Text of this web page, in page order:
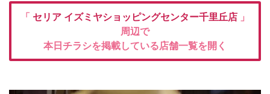
「 セリア イズミヤショッピングセンター千里丘店 」
周辺で
本日チラシを掲載している店舗一覧を開く